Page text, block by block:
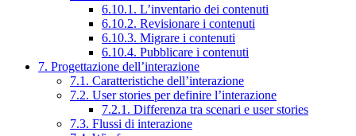
6.10.1. L’inventario dei contenuti
6.10.2. Revisionare i contenuti
6.10.3. Migrare i contenuti
6.10.4. Pubblicare i contenuti
7. Progettazione dell’interazione
7.1. Caratteristiche dell’interazione
7.2. User stories per definire l’interazione
7.2.1. Differenza tra scenari e user stories
7.3. Flussi di interazione